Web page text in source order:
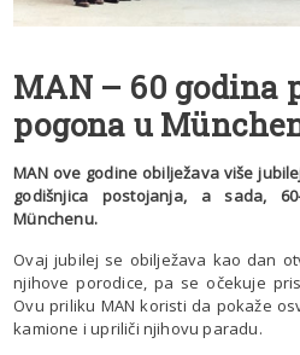
MAN – 60 godina
pogona u
MAN ove godine obilježava više
godišnjica postojanja, a sada,
Münchenu.
Ovaj jubilej se obilježava kao dan
njihove porodice, pa se očekuje
Ovu priliku MAN koristi da pokaže
kamione i upriliči njihovu paradu.